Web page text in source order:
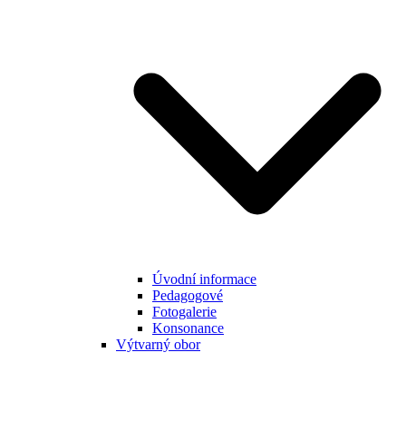
Úvodní informace
Pedagogové
Fotogalerie
Konsonance
Výtvarný obor